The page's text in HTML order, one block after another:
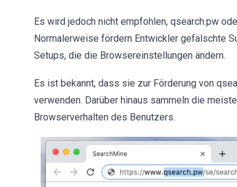
Es wird jedoch nicht empfohlen, qsearch.pw
Normalerweise fördern Entwickler gefälschte
Setups, die die Browsereinstellungen ändern.
Es ist bekannt, dass sie zur Förderung von
verwenden. Darüber hinaus sammeln die
Browserverhalten des Benutzers.